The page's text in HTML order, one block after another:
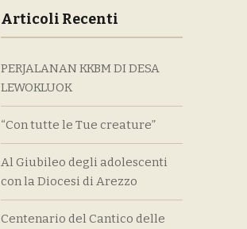
Articoli Recenti
PERJALANAN KKBM DI DESA
LEWOKLUOK
“Con tutte le Tue creature”
Al Giubileo degli adolescenti
con la Diocesi di Arezzo
Centenario del Cantico delle